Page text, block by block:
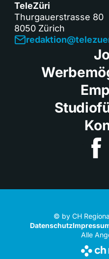
TeleZüri
Thurgauerstrasse 80
8050 Zürich
© by CH
Datenschutz
Alle